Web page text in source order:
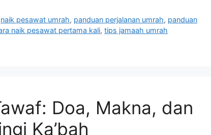
naik pesawat umrah, panduan perjalanan umrah, panduan
naik pesawat pertama kali, tips jamaah umrah
Doa, Makna, dan
Ka’bah